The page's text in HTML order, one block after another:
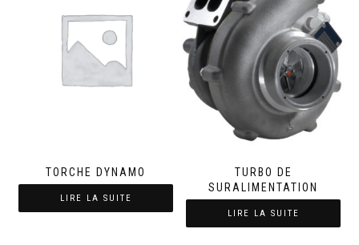
TORCHE DYNAMO
LIRE LA SUITE
TURBO DE
SURALIMENTATION
LIRE LA SUITE